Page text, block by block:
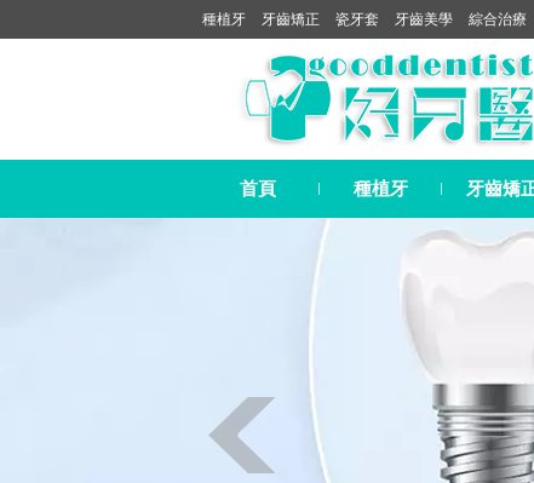
種植牙 牙齒矯正 瓷牙套 牙齒美學 綜合治療
首頁 種植牙 牙齒矯